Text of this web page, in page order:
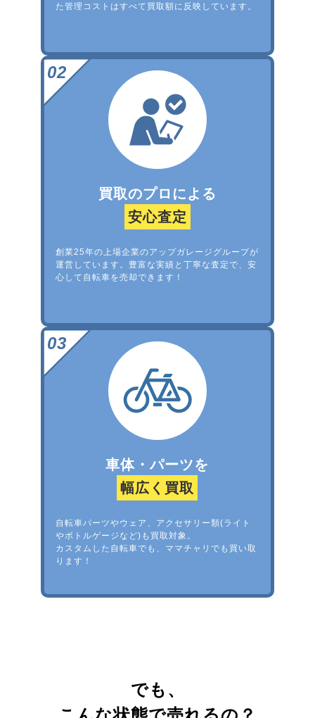
た管理コストはすべて買取額に反映しています。
買取のプロによる
安心査定
創業25年の上場企業のアップガレージグループが
運営しています。豊富な実績と丁寧な査定で、安
心して自転車を売却できます！
車体・パーツを
幅広く買取
自転車パーツやウェア、アクセサリー類(ライト
やボトルゲージなど)も買取対象。
カスタムした自転車でも、ママチャリでも買い取
ります！
でも、